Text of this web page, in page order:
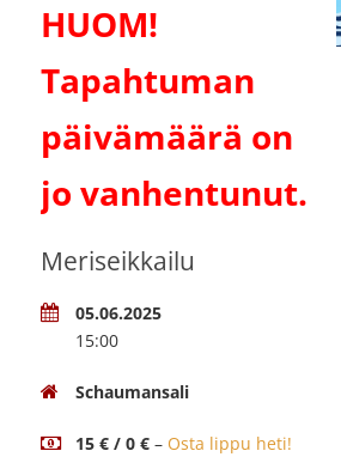
HUOM!
Tapahtuman
päivämäärä on
jo vanhentunut.
Meriseikkailu
05.06.2025
15:00
Schaumansali
15 € / 0 € – Osta lippu heti!